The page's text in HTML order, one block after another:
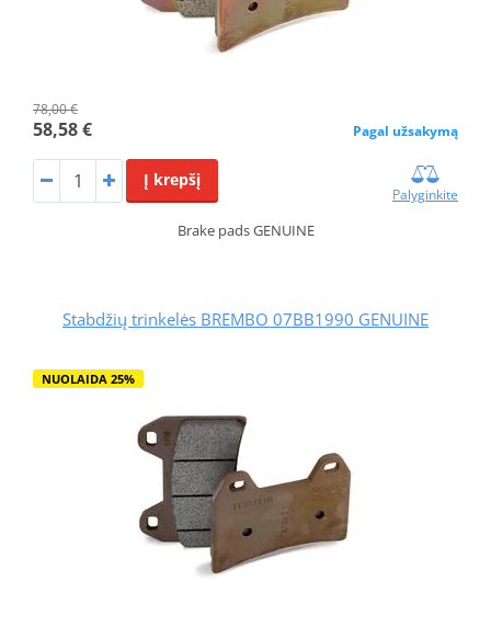
78,00 €
58,58 € Pagal užsakymą
Į krepšį
Palyginkite
Brake pads GENUINE
Stabdžių trinkelės BREMBO 07BB1990 GENUINE
NUOLAIDA 25%